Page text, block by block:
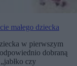
małego dziecka
w pierwszym
dobraną
czy